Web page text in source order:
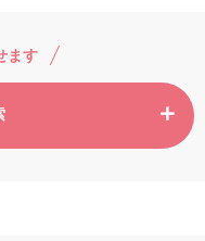
ます